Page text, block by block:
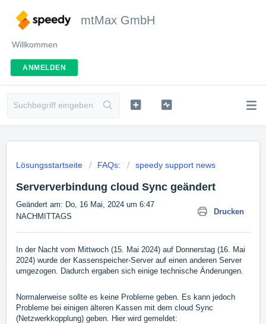
mtMax GmbH
Willkommen
ANMELDEN
Lösungsstartseite FAQs: speedy support news
Serververbindung cloud Sync geändert
Drucken
Geändert am: Do, 16 Mai, 2024 um 6:47
NACHMITTAGS
In der Nacht vom Mittwoch (15. Mai 2024) auf Donnerstag (16. Mai
2024) wurde der Kassenspeicher-Server auf einen anderen Server
umgezogen. Dadurch ergaben sich einige technische Änderungen.
Normalerweise sollte es keine Probleme geben. Es kann jedoch
Probleme bei einigen älteren Kassen mit dem cloud Sync
(Netzwerkkopplung) geben. Hier wird gemeldet: